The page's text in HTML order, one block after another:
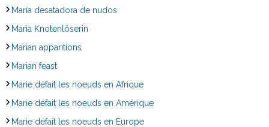
María desatadora de nudos
Maria Knotenlöserin
Marian apparitions
Marian feast
Marie défait les noeuds en Afrique
Marie défait les noeuds en Amérique
Marie défait les noeuds en Europe